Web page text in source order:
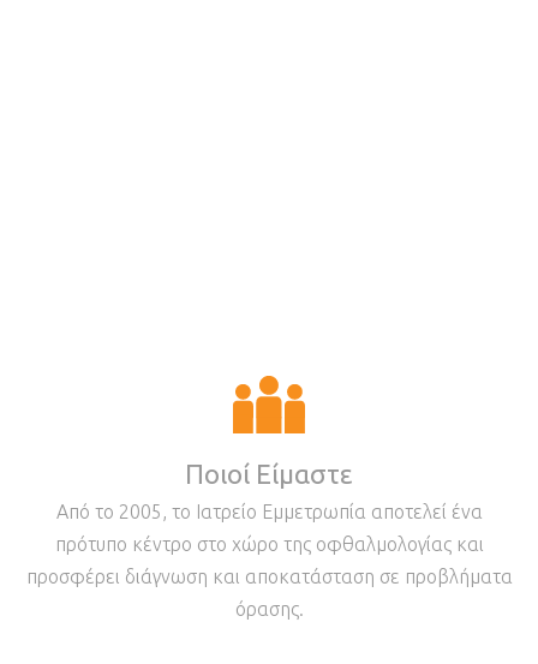
Ποιοί Είμαστε
Από το 2005, το Ιατρείο Εμμετρωπία αποτελεί ένα
πρότυπο κέντρο στο χώρο της οφθαλμολογίας και
προσφέρει διάγνωση και αποκατάσταση σε προβλήματα
όρασης.